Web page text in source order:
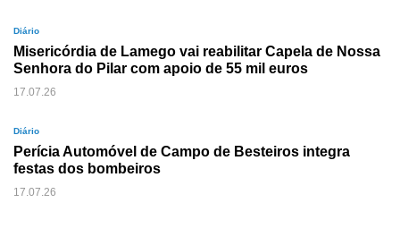
Diário
Misericórdia de Lamego vai reabilitar Capela de Nossa
Senhora do Pilar com apoio de 55 mil euros
17.07.26
Diário
Perícia Automóvel de Campo de Besteiros integra
festas dos bombeiros
17.07.26